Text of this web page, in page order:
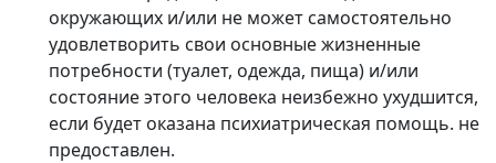
окружающих и/или не может самостоятельно
удовлетворить свои основные жизненные
потребности (туалет, одежда, пища) и/или
состояние этого человека неизбежно ухудшится,
если будет оказана психиатрическая помощь. не
предоставлен.